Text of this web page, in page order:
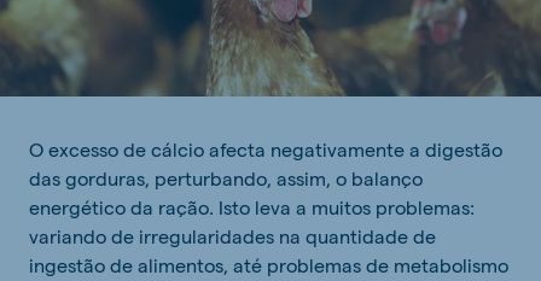
O excesso de cálcio afecta negativamente a digestão
das gorduras, perturbando, assim, o balanço
energético da ração. Isto leva a muitos problemas:
variando de irregularidades na quantidade de
ingestão de alimentos, até problemas de metabolismo